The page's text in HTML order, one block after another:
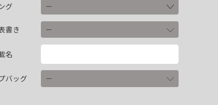
グ
書き
名
バッグ